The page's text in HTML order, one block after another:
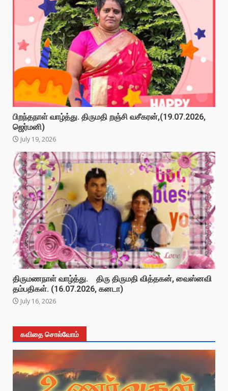
பிறந்தநாள் வாழ்த்து. திருமதி றஞ்சி வசீகரன்,(19.07.2026,
ஜெர்மனி)
July 19, 2026
திருமணநாள் வாழ்த்து. திரு திருமதி வித்தகன், வைஸ்னவி
தம்பதிகள். (16.07.2026, கனடா)
July 16, 2026
கவிதை சொல்வோம்